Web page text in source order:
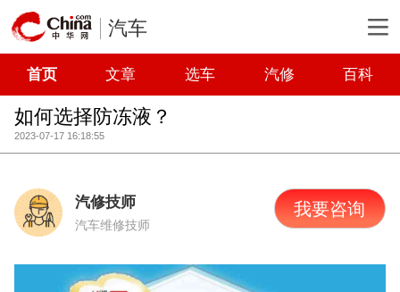
汽车
首页 文章 选车 汽修 百科
如何选择防冻液？
2023-07-17 16:18:55
汽修技师
汽车维修技师
我要咨询